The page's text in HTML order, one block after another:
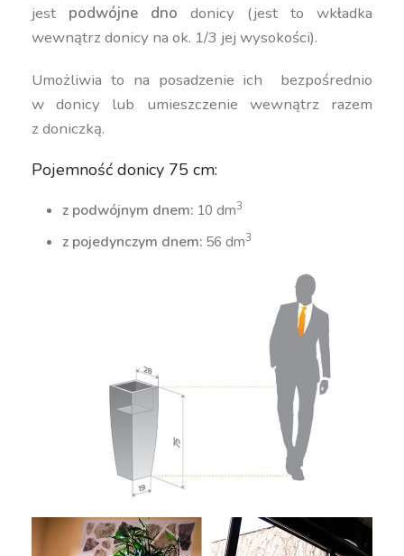
jest podwójne dno donicy (jest to wkładka
wewnątrz donicy na ok. 1/3 jej wysokości).
Umożliwia to na posadzenie ich bezpośrednio
w donicy lub umieszczenie wewnątrz razem
z doniczką.
Pojemność donicy 75 cm:
z podwójnym dnem: 10 dm3
z pojedynczym dnem: 56 dm3